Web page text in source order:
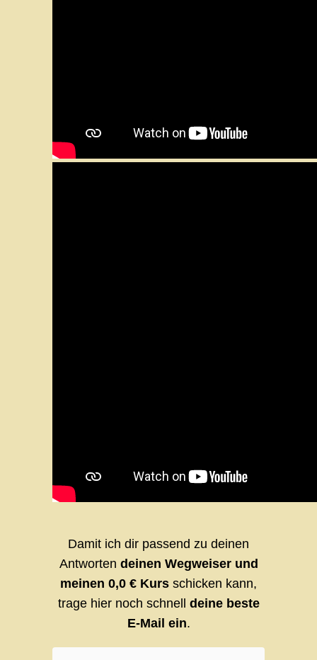
Damit ich dir passend zu deinen
Antworten deinen Wegweiser und
meinen 0,0 € Kurs schicken kann,
trage hier noch schnell deine beste
E-Mail ein.